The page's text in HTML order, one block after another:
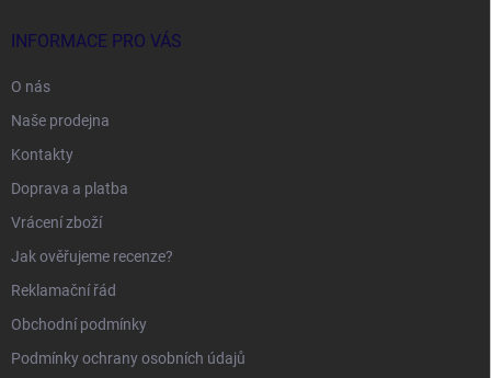
INFORMACE PRO VÁS
O nás
Naše prodejna
Kontakty
Doprava a platba
Vrácení zboží
Jak ověřujeme recenze?
Reklamační řád
Obchodní podmínky
Podmínky ochrany osobních údajů